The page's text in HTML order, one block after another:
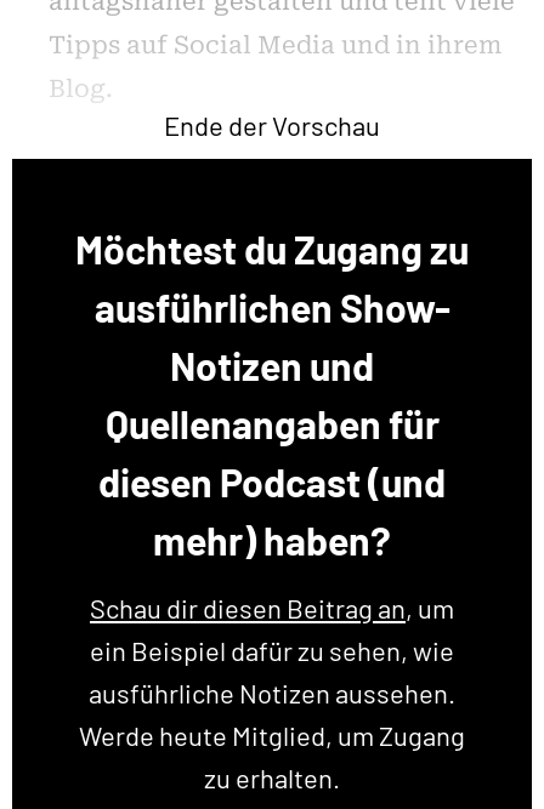
Tipps auf Social Media und in ihrem
Blog.
Ende der Vorschau
Möchtest du Zugang zu
ausführlichen Show-
Notizen und
Quellenangaben für
diesen Podcast (und
mehr) haben?
Schau dir diesen Beitrag an, um
ein Beispiel dafür zu sehen, wie
ausführliche Notizen aussehen.
Werde heute Mitglied, um Zugang
zu erhalten.